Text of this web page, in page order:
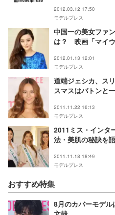
2012.03.12 17:50
モデルプレス
中国一の美女ファ
は？ 映画「マイ
2012.01.13 12:01
モデルプレス
道端ジェシカ、ス
スマスはバトンと
2011.11.22 16:13
モデルプレス
2011ミス・インタ
法・美肌の秘訣を
2011.11.18 18:49
モデルプレス
おすすめ特集
8月のカバーモデ